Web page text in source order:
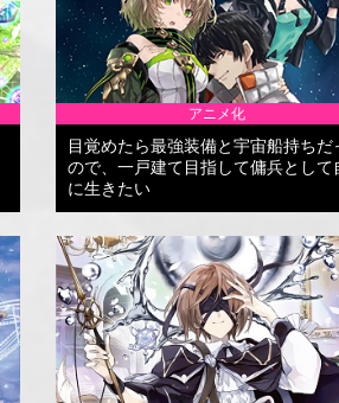
アニメ化
目覚めたら最強装備と宇宙船持ちだ
ので、一戸建て目指して傭兵として
に生きたい